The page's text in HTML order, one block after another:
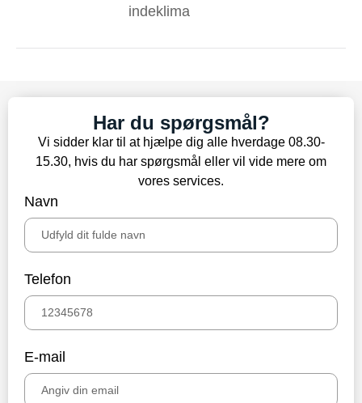
indeklima
Har du spørgsmål?
Vi sidder klar til at hjælpe dig alle hverdage 08.30-
15.30, hvis du har spørgsmål eller vil vide mere om
vores services.
Navn
Telefon
E-mail